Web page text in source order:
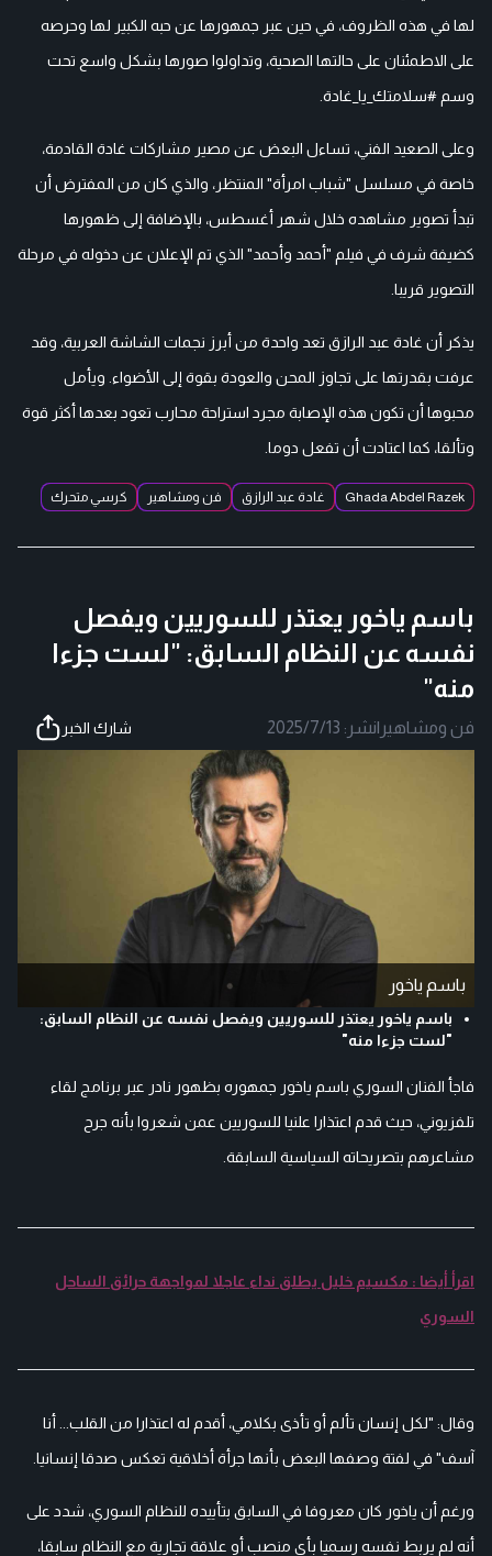
لها في هذه الظروف، في حين عبر جمهورها عن حبه الكبير لها وحرصه
على الاطمئنان على حالتها الصحية، وتداولوا صورها بشكل واسع تحت
وسم #سلامتك_يا_غادة.
وعلى الصعيد الفني، تساءل البعض عن مصير مشاركات غادة القادمة،
خاصة في مسلسل "شباب امرأة" المنتظر، والذي كان من المفترض أن
تبدأ تصوير مشاهده خلال شهر أغسطس، بالإضافة إلى ظهورها
كضيفة شرف في فيلم "أحمد وأحمد" الذي تم الإعلان عن دخوله في مرحلة
التصوير قريبا.
يذكر أن غادة عبد الرازق تعد واحدة من أبرز نجمات الشاشة العربية، وقد
عرفت بقدرتها على تجاوز المحن والعودة بقوة إلى الأضواء. ويأمل
محبوها أن تكون هذه الإصابة مجرد استراحة محارب تعود بعدها أكثر قوة
وتألقا، كما اعتادت أن تفعل دوما.
Ghada Abdel Razek غادة عبد الرازق فن ومشاهير كرسي متحرك
باسم ياخور يعتذر للسوريين ويفصل
نفسه عن النظام السابق: "لست جزءا
منه"
فن ومشاهير |نشر: 2025/7/13 شارك الخبر
باسم ياخور
باسم ياخور يعتذر للسوريين ويفصل نفسه عن النظام السابق:
"لست جزءا منه"
فاجأ الفنان السوري باسم ياخور جمهوره بظهور نادر عبر برنامج لقاء
تلفزيوني، حيث قدم اعتذارا علنيا للسوريين عمن شعروا بأنه جرح
مشاعرهم بتصريحاته السياسية السابقة.
اقرأ أيضا : مكسيم خليل يطلق نداء عاجلا لمواجهة حرائق الساحل
السوري
وقال: "لكل إنسان تألم أو تأذى بكلامي، أقدم له اعتذارا من القلب... أنا
آسف" في لفتة وصفها البعض بأنها جرأة أخلاقية تعكس صدقا إنسانيا.
ورغم أن ياخور كان معروفا في السابق بتأييده للنظام السوري، شدد على
أنه لم يربط نفسه رسميا بأي منصب أو علاقة تجارية مع النظام سابقا،